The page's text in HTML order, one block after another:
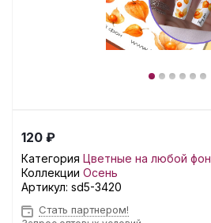
120 ₽
Категория Цветные на любой фон
Коллекции Осень
Артикул: sd5-3420
Стать партнером!